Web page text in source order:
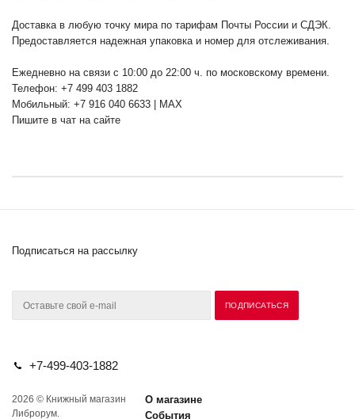
Доставка в любую точку мира по тарифам Почты России и СДЭК.
Предоставляется надежная упаковка и номер для отслеживания.
Ежедневно на связи с 10:00 до 22:00 ч. по московскому времени.
Телефон: +7 499 403 1882
Мобильный: +7 916 040 6633 | MAX
Пишите в чат на сайте
Подписаться на рассылку
+7-499-403-1882
2026 © Книжный магазин
Либрорум.
О магазине
События